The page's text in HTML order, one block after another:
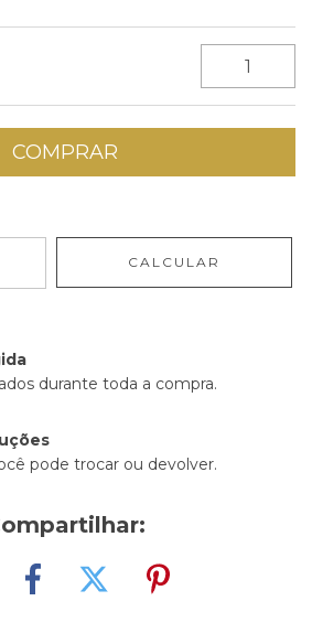
CALCULAR
durante toda a compra.
pode trocar ou devolver.